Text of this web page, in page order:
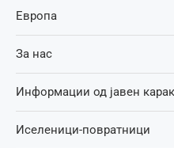
Европа
За нас
Информации од јавен
Иселеници-повратници